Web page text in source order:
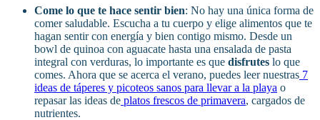
Come lo que te hace sentir bien: No hay una única forma de
comer saludable. Escucha a tu cuerpo y elige alimentos que te
hagan sentir con energía y bien contigo mismo. Desde un
bowl de quinoa con aguacate hasta una ensalada de pasta
integral con verduras, lo importante es que disfrutes lo que
comes. Ahora que se acerca el verano, puedes leer nuestras 7
ideas de táperes y picoteos sanos para llevar a la playa o
repasar las ideas de platos frescos de primavera, cargados de
nutrientes.